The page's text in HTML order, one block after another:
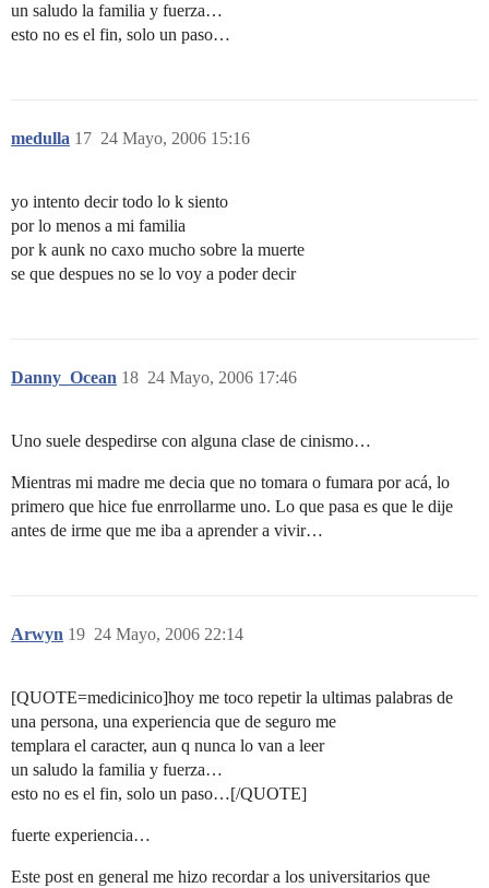
un saludo la familia y fuerza…
esto no es el fin, solo un paso…
medulla 24 Mayo, 2006 15:16
17
yo intento decir todo lo k siento
por lo menos a mi familia
por k aunk no caxo mucho sobre la muerte
se que despues no se lo voy a poder decir
Danny_Ocean 24 Mayo, 2006 17:46
18
Uno suele despedirse con alguna clase de cinismo…
Mientras mi madre me decia que no tomara o fumara por acá, lo
primero que hice fue enrrollarme uno. Lo que pasa es que le dije
antes de irme que me iba a aprender a vivir…
Arwyn 24 Mayo, 2006 22:14
19
[QUOTE=medicinico]hoy me toco repetir la ultimas palabras de
una persona, una experiencia que de seguro me
templara el caracter, aun q nunca lo van a leer
un saludo la familia y fuerza…
esto no es el fin, solo un paso…[/QUOTE]
fuerte experiencia…
Este post en general me hizo recordar a los universitarios que